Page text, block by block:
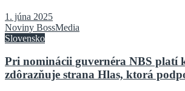
1. júna 2025
Noviny BossMedia
Slovensko
Pri nominácii guvernéra NBS platí
zdôrazňuje strana Hlas, ktorá